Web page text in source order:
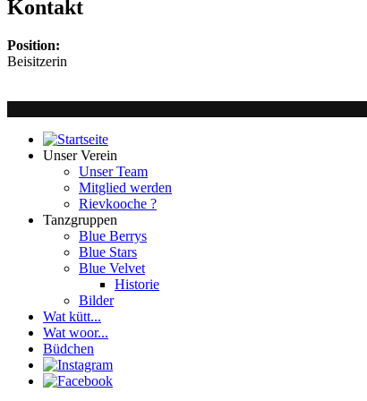
Kontakt
Position:
Beisitzerin
Unser Verein
Unser Team
Mitglied werden
Rievkooche ?
Tanzgruppen
Blue Berrys
Blue Stars
Blue Velvet
Historie
Bilder
Wat kütt...
Wat woor...
Büdchen